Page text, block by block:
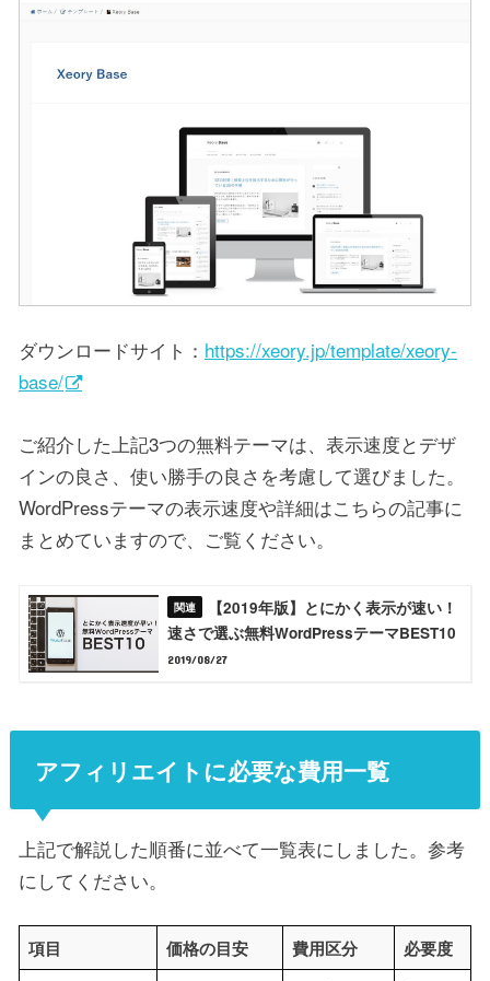
ダウンロードサイト： https://xeory.jp/template/xeory-
base/
ご紹介した上記3つの無料テーマは、表示速度とデザ
インの良さ、使い勝手の良さを考慮して選びました。
WordPressテーマの表示速度や詳細はこちらの記事に
まとめていますので、ご覧ください。
【2019年版】とにかく表示が速い！
速さで選ぶ無料WordPressテーマBEST10
2019/08/27
アフィリエイトに必要な費用一覧
上記で解説した順番に並べて一覧表にしました。参考
にしてください。
項目 価格の目安 費用区分
必要度